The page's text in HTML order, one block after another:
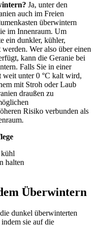
Ja, unter den
auch im Freien
überwintern
im Innenraum. Um
ein dunkler, kühler,
Wer also über einen
kann die Geranie bei
Falls Sie in einer
unter 0 °C kalt wird,
mit Stroh oder Laub
draußen zu
Risiko verbunden als
halten
Überwintern
dunkel überwinterten
sie auf die